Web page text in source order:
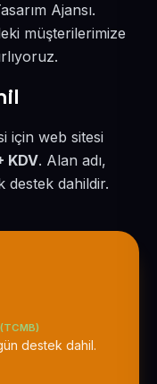
Ajansı.
müşterilerimize
için web sitesi
KDV. Alan adı,
destek dahildir.
(TCMB)
destek dahil.